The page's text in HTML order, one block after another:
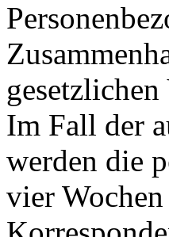
Im Fall der
werden die
vier